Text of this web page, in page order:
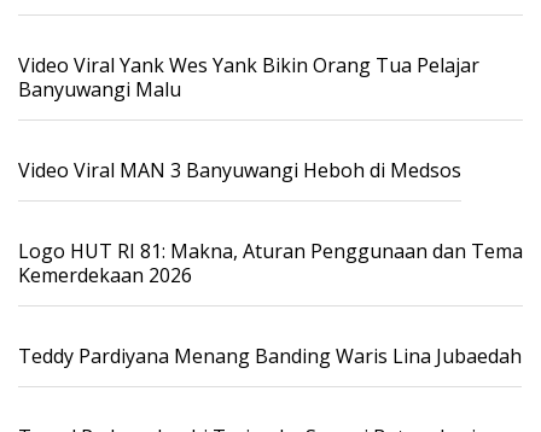
Video Viral Yank Wes Yank Bikin Orang Tua Pelajar
Banyuwangi Malu
Video Viral MAN 3 Banyuwangi Heboh di Medsos
Logo HUT RI 81: Makna, Aturan Penggunaan dan Tema
Kemerdekaan 2026
Teddy Pardiyana Menang Banding Waris Lina Jubaedah